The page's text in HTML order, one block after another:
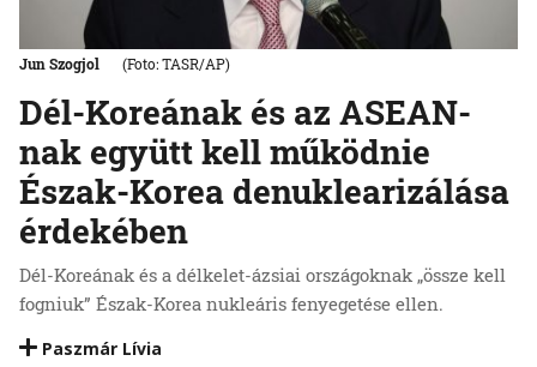
Dél-Koreának és az ASEAN-
nak együtt kell működnie
Észak-Korea denuklearizálása
érdekében
Dél-Koreának és a délkelet-ázsiai országoknak „össze kell
fogniuk” Észak-Korea nukleáris fenyegetése ellen.
Paszmár Lívia
Jun Szogjol (Foto: TASR/AP)